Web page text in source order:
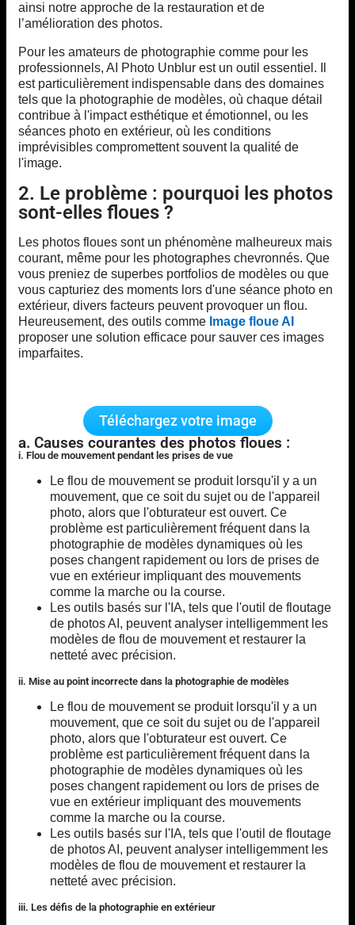
ainsi notre approche de la restauration et de
l’amélioration des photos.
Pour les amateurs de photographie comme pour les
professionnels, AI Photo Unblur est un outil essentiel. Il
est particulièrement indispensable dans des domaines
tels que la photographie de modèles, où chaque détail
contribue à l'impact esthétique et émotionnel, ou les
séances photo en extérieur, où les conditions
imprévisibles compromettent souvent la qualité de
l'image.
2. Le problème : pourquoi les photos
sont-elles floues ?
Les photos floues sont un phénomène malheureux mais
courant, même pour les photographes chevronnés. Que
vous preniez de superbes portfolios de modèles ou que
vous capturiez des moments lors d'une séance photo en
extérieur, divers facteurs peuvent provoquer un flou.
Heureusement, des outils comme Image floue AI
proposer une solution efficace pour sauver ces images
imparfaites.
Téléchargez votre image
a. Causes courantes des photos floues :
i. Flou de mouvement pendant les prises de vue
Le flou de mouvement se produit lorsqu'il y a un
mouvement, que ce soit du sujet ou de l'appareil
photo, alors que l'obturateur est ouvert. Ce
problème est particulièrement fréquent dans la
photographie de modèles dynamiques où les
poses changent rapidement ou lors de prises de
vue en extérieur impliquant des mouvements
comme la marche ou la course.
Les outils basés sur l'IA, tels que l'outil de floutage
de photos AI, peuvent analyser intelligemment les
modèles de flou de mouvement et restaurer la
netteté avec précision.
ii. Mise au point incorrecte dans la photographie de modèles
Le flou de mouvement se produit lorsqu'il y a un
mouvement, que ce soit du sujet ou de l'appareil
photo, alors que l'obturateur est ouvert. Ce
problème est particulièrement fréquent dans la
photographie de modèles dynamiques où les
poses changent rapidement ou lors de prises de
vue en extérieur impliquant des mouvements
comme la marche ou la course.
Les outils basés sur l'IA, tels que l'outil de floutage
de photos AI, peuvent analyser intelligemment les
modèles de flou de mouvement et restaurer la
netteté avec précision.
iii. Les défis de la photographie en extérieur